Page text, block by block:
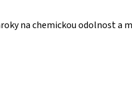
na chemickou odolnost a